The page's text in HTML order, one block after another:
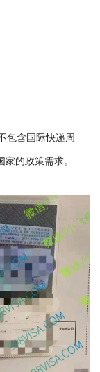
包含国际快递周
的政策需求。